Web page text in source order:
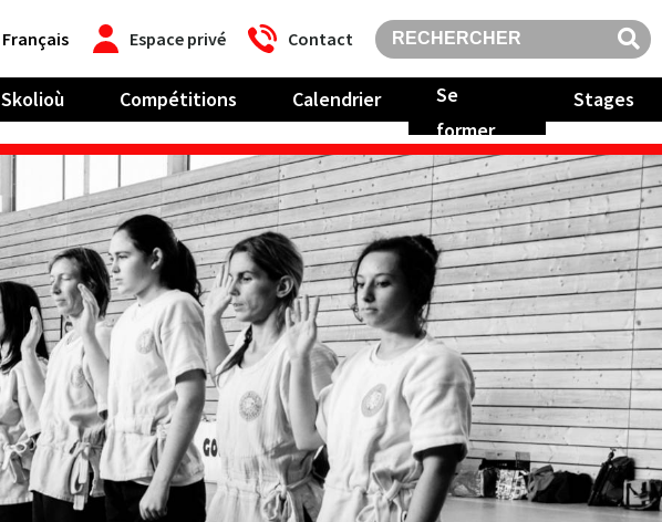
Français Espace privé Contact
Skolioù Compétitions Calendrier
Se
former
Stages